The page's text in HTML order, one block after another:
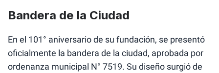
Bandera de la Ciudad
En el 101° aniversario de su fundación, se presentó
oficialmente la bandera de la ciudad, aprobada por
ordenanza municipal N° 7519. Su diseño surgió de